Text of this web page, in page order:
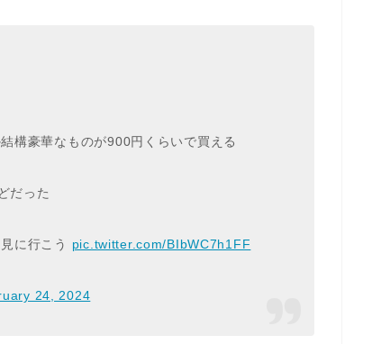
構豪華なものが900円くらいで買える
だった
に行こう pic.twitter.com/BIbWC7h1FF
24, 2024